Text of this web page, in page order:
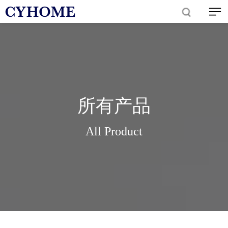
所有产品
All Product